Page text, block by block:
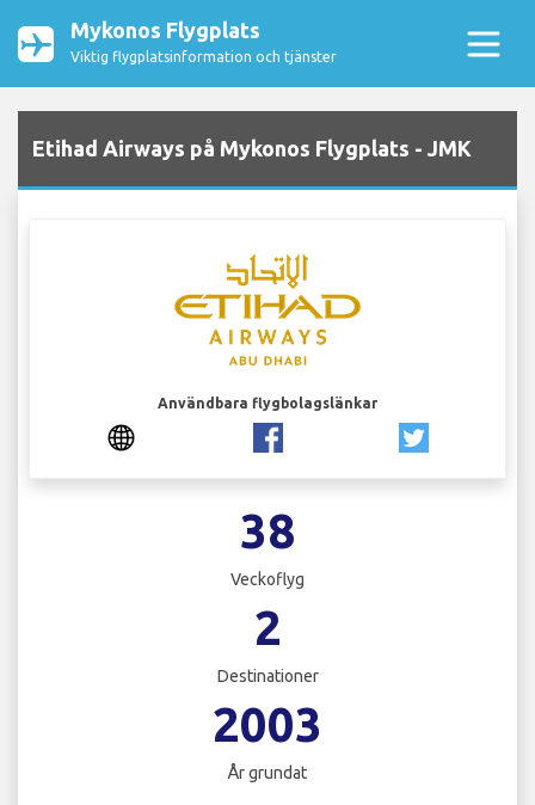
Mykonos Flygplats
Viktig flygplatsinformation och tjänster
Etihad Airways på Mykonos Flygplats - JMK
Användbara flygbolagslänkar
38
Veckoflyg
2
Destinationer
2003
År grundat